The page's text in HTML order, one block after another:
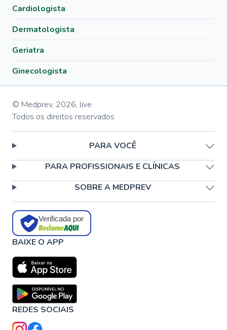
Cardiologista
Dermatologista
Geriatra
Ginecologista
© Medprev, 2026, live
Todos os direitos reservados
PARA VOCÊ
PARA PROFISSIONAIS E CLÍNICAS
SOBRE A MEDPREV
Verificada por
BAIXE O APP
REDES SOCIAIS